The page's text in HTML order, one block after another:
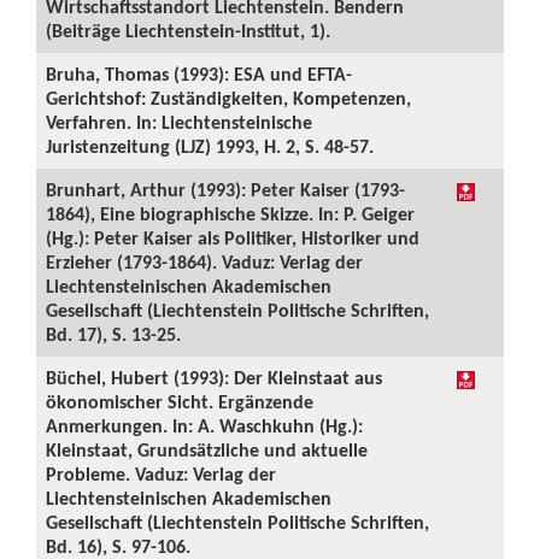
Wirtschaftsstandort Liechtenstein. Bendern
(Beiträge Liechtenstein-Institut, 1).
Bruha, Thomas (1993): ESA und EFTA-
Gerichtshof: Zuständigkeiten, Kompetenzen,
Verfahren. In: Liechtensteinische
Juristenzeitung (LJZ) 1993, H. 2, S. 48-57.
Brunhart, Arthur (1993): Peter Kaiser (1793-
1864), Eine biographische Skizze. In: P. Geiger
(Hg.): Peter Kaiser als Politiker, Historiker und
Erzieher (1793-1864). Vaduz: Verlag der
Liechtensteinischen Akademischen
Gesellschaft (Liechtenstein Politische Schriften,
Bd. 17), S. 13-25.
Büchel, Hubert (1993): Der Kleinstaat aus
ökonomischer Sicht. Ergänzende
Anmerkungen. In: A. Waschkuhn (Hg.):
Kleinstaat, Grundsätzliche und aktuelle
Probleme. Vaduz: Verlag der
Liechtensteinischen Akademischen
Gesellschaft (Liechtenstein Politische Schriften,
Bd. 16), S. 97-106.